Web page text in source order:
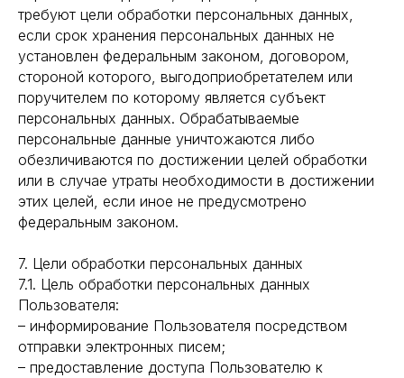
требуют цели обработки персональных данных,
если срок хранения персональных данных не
установлен федеральным законом, договором,
стороной которого, выгодоприобретателем или
поручителем по которому является субъект
персональных данных. Обрабатываемые
персональные данные уничтожаются либо
обезличиваются по достижении целей обработки
или в случае утраты необходимости в достижении
этих целей, если иное не предусмотрено
федеральным законом.
7. Цели обработки персональных данных
7.1. Цель обработки персональных данных
Пользователя:
– информирование Пользователя посредством
отправки электронных писем;
– предоставление доступа Пользователю к